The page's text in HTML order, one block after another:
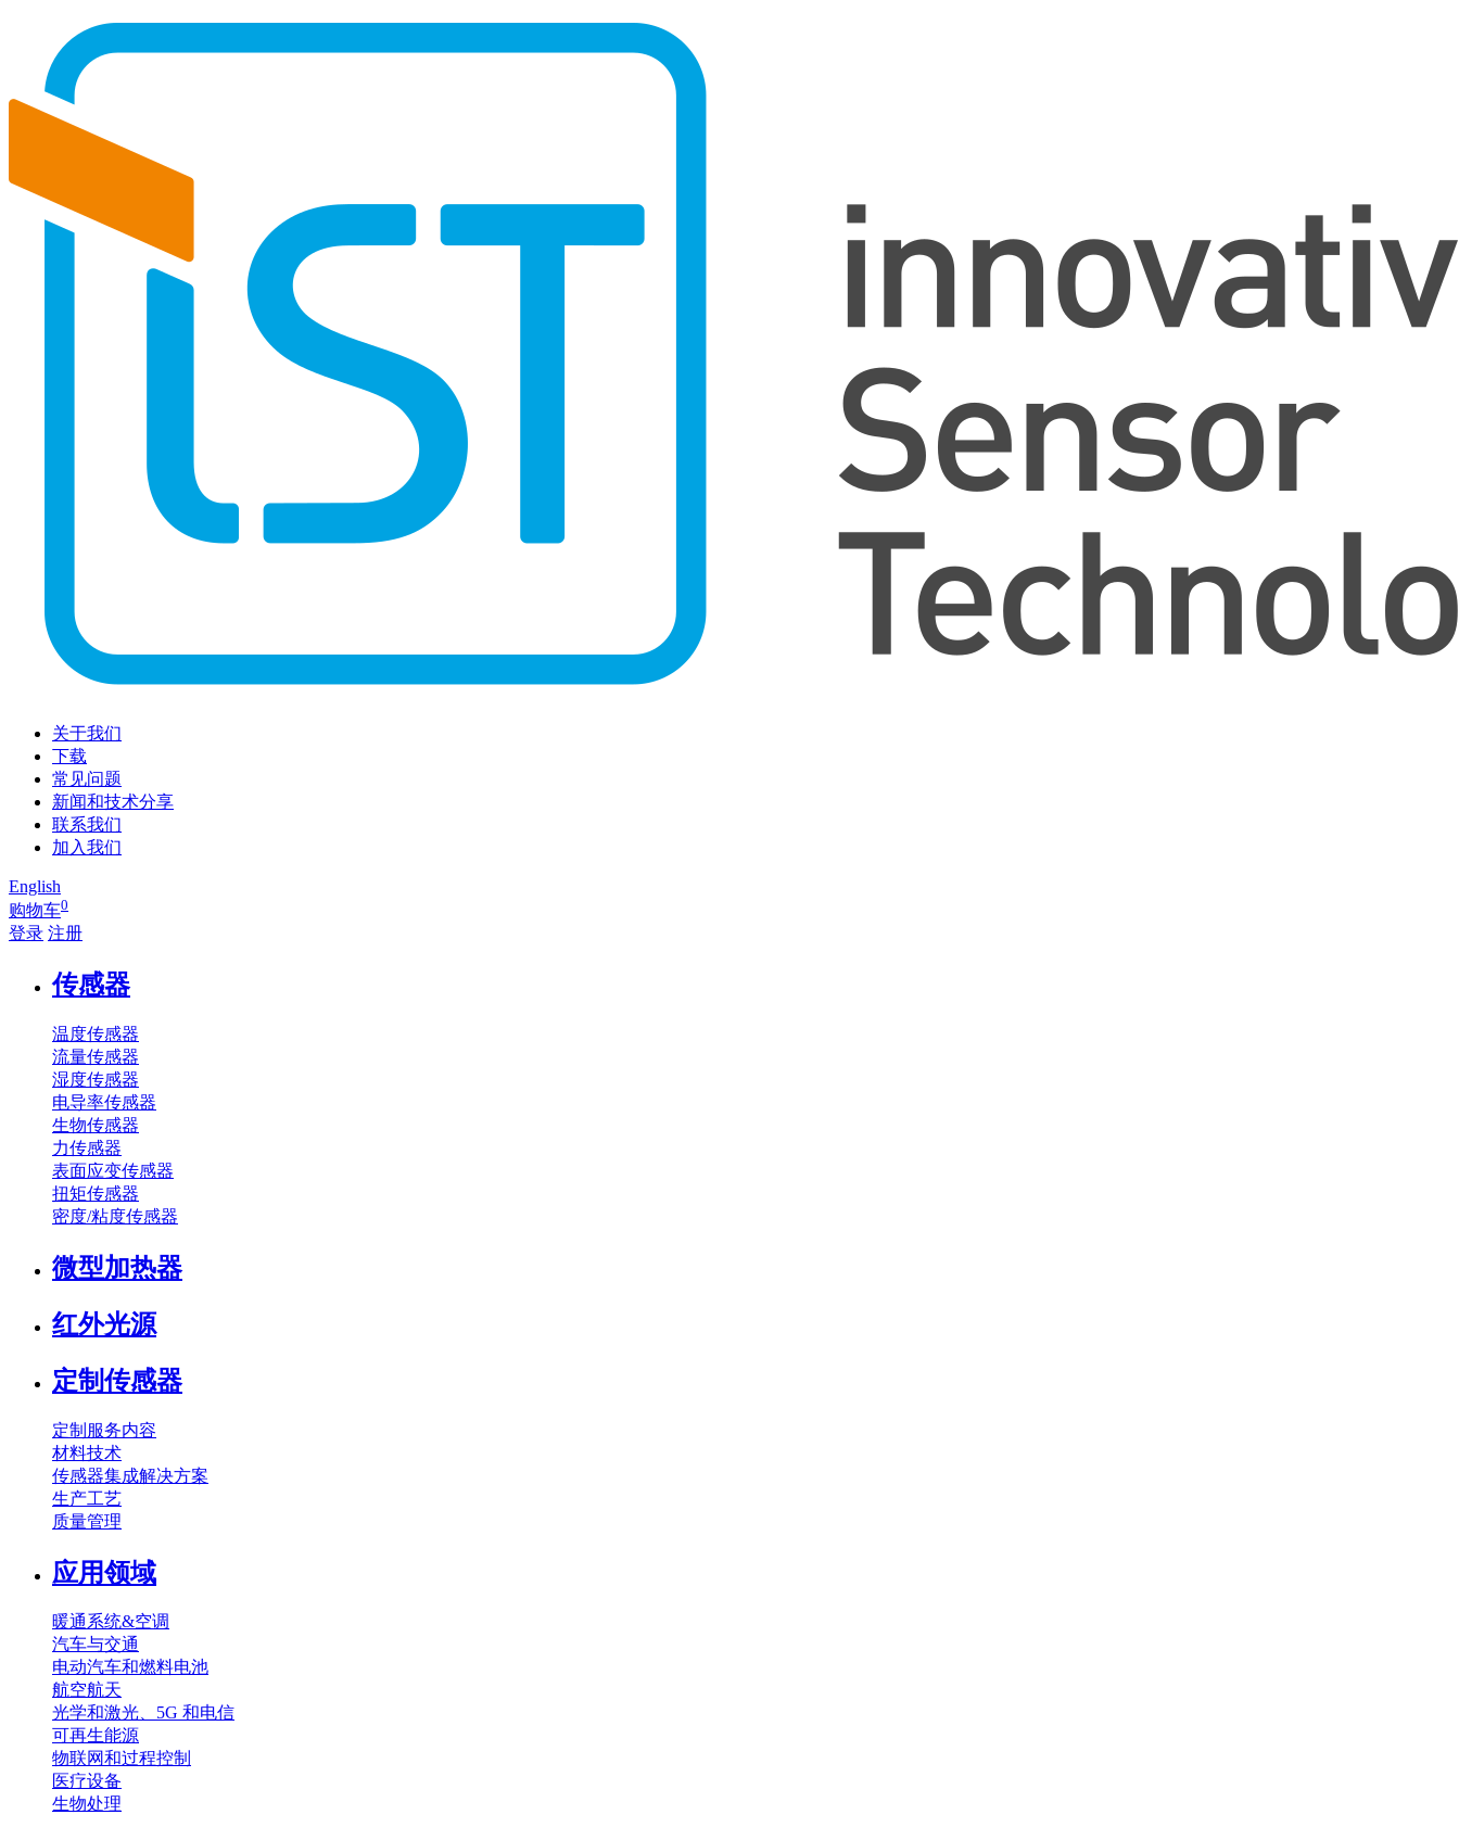
关于我们
下载
常见问题
新闻和技术分享
联系我们
加入我们
English
购物车0
登录 注册
传感器
温度传感器
流量传感器
湿度传感器
电导率传感器
生物传感器
力传感器
表面应变传感器
扭矩传感器
密度/粘度传感器
微型加热器
红外光源
定制传感器
定制服务内容
材料技术
传感器集成解决方案
生产工艺
质量管理
应用领域
暖通系统&空调
汽车与交通
电动汽车和燃料电池
航空航天
光学和激光、5G 和电信
可再生能源
物联网和过程控制
医疗设备
生物处理